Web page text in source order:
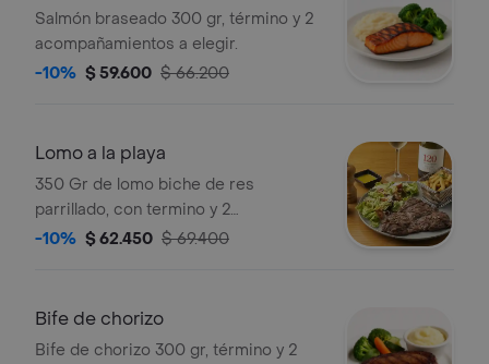
Salmón braseado 300 gr, término y 2
acompañamientos a elegir.
-10% $ 59.600 $ 66.200
Lomo a la playa
350 Gr de lomo biche de res
parrillado, con termino y 2
acompañamientos a elección
-10% $ 62.450 $ 69.400
Bife de chorizo
Bife de chorizo 300 gr, término y 2